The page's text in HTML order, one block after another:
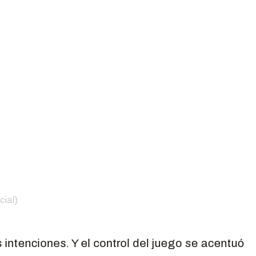
Y el control del juego se acentuó